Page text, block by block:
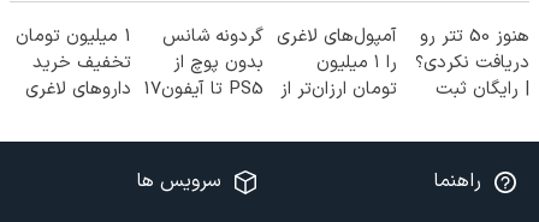
هنوز 50 تتر رو
دریافت نکردی؟
| رایگان ثبت
شروع کن!
آمپول‌های لاغری
را ۱ میلیون
تومان ارزان‌تر از
گردونه شانس
بدون پوچ از
PS5 تا آیفون17
1 میلیون تومان
تخفیف خرید
داروهای لاغری
داروخانه و پک
راهنما سرویس ها